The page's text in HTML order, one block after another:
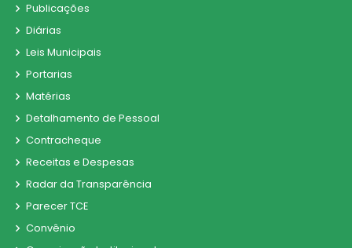
Publicações
Diárias
Leis Municipais
Portarias
Matérias
Detalhamento de Pessoal
Contracheque
Receitas e Despesas
Radar da Transparência
Parecer TCE
Convênio